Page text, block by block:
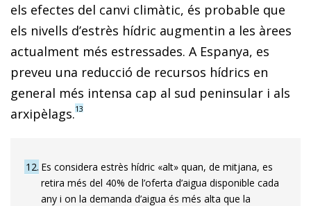
els efectes del canvi climàtic, és probable que
els nivells d’estrès hídric augmentin a les àrees
actualment més estressades. A Espanya, es
preveu una reducció de recursos hídrics en
general més intensa cap al sud peninsular i als
arxipèlags.13
12 Es considera estrès hídric «alt» quan, de mitjana, es
retira més del 40% de l’oferta d’aigua disponible cada
any i on la demanda d’aigua és més alta que la